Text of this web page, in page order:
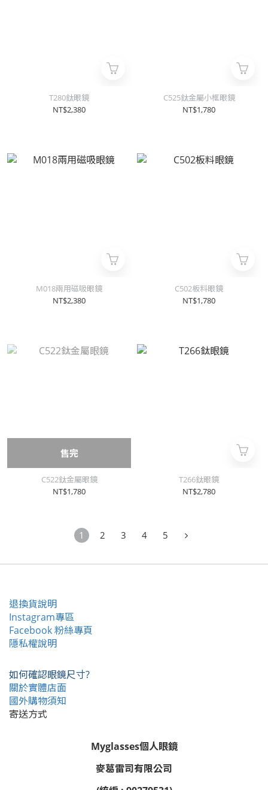
T280鈦眼鏡
NT$2,380
C525鈦金屬小框眼鏡
NT$1,780
M018兩用磁吸眼鏡
NT$2,380
C502板料眼鏡
NT$1,780
售完
C522鈦金屬眼鏡
NT$1,780
T266鈦眼鏡
NT$2,780
1 2 3 4 5
退換貨說明
Instagram專區
Facebook 粉絲專頁
隱私權說明
如何確認眼鏡尺寸?
關於實體店面
國外購物須知
寄送方式
Myglasses個人眼鏡
麥葛雷司有限公司